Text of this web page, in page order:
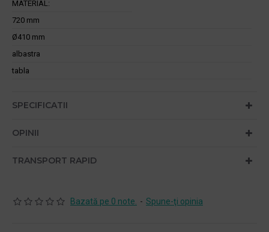
MATERIAL:
720 mm
Ø410 mm
albastra
tabla
SPECIFICATII
OPINII
TRANSPORT RAPID
Bazată pe 0 note. - Spune-ţi opinia